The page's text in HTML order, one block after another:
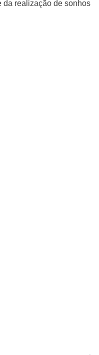
da realização de sonhos